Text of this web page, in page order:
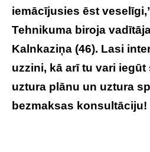
iemācījusies ēst
Tehnikuma biroja
Kalnkaziņa (46). Lasi
uzzini, kā arī tu vari
uztura plānu un uztura
bezmaksas konsultāciju!